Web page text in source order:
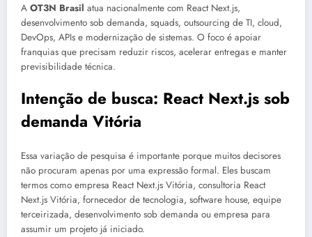
A OT3N Brasil atua nacionalmente com React Next.js,
desenvolvimento sob demanda, squads, outsourcing de TI, cloud,
DevOps, APIs e modernização de sistemas. O foco é apoiar
franquias que precisam reduzir riscos, acelerar entregas e manter
previsibilidade técnica.
Intenção de busca: React Next.js sob
demanda Vitória
Essa variação de pesquisa é importante porque muitos decisores
não procuram apenas por uma expressão formal. Eles buscam
termos como empresa React Next.js Vitória, consultoria React
Next.js Vitória, fornecedor de tecnologia, software house, equipe
terceirizada, desenvolvimento sob demanda ou empresa para
assumir um projeto já iniciado.